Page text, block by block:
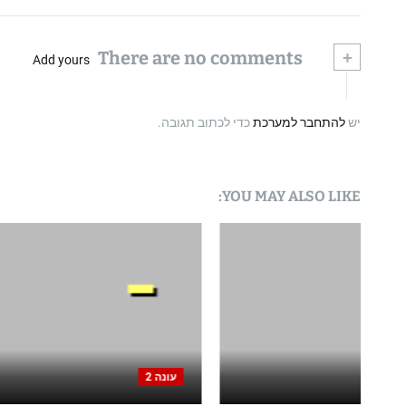
+
Add yours
ישלהתחבר למערכתכדי לכתוב תגובה.
YOU MAY ALSO LIKE: